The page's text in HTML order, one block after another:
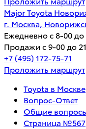
Major Toyota
г. Москва,
Ежедневно с 8-00 до
Продажи с 9-00 до
+7 (495) 172-75-71
Проложить маршрут
Toyota в Москве
Вопрос-Ответ
Общие
Страница №567